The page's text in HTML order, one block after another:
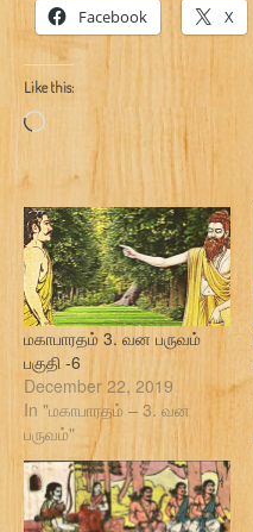
Facebook X
Like this:
Loading…
மகாபாரதம் 3. வன பருவம்
பகுதி -6
December 22, 2019
In "மகாபாரதம் – 3. வன
பருவம்"